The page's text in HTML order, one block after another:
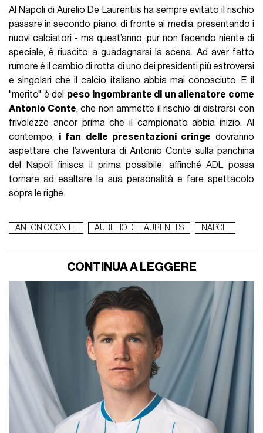
Al Napoli di Aurelio De Laurentiis ha sempre evitato il rischio
passare in secondo piano, di fronte ai media, presentando i
nuovi calciatori - ma quest’anno, pur non facendo niente di
speciale, è riuscito a guadagnarsi la scena. Ad aver fatto
rumore è il cambio di rotta di uno dei presidenti più estroversi
e singolari che il calcio italiano abbia mai conosciuto. E il
"merito" è del peso ingombrante di un allenatore come
Antonio Conte, che non ammette il rischio di distrarsi con
frivolezze ancor prima che il campionato abbia inizio. Al
contempo, i fan delle presentazioni cringe dovranno
aspettare che l’avventura di Antonio Conte sulla panchina
del Napoli finisca il prima possibile, affinché ADL possa
tornare ad esaltare la sua personalità e fare spettacolo
sopra le righe.
ANTONIO CONTE AURELIO DE LAURENTIIS NAPOLI
CONTINUA A LEGGERE